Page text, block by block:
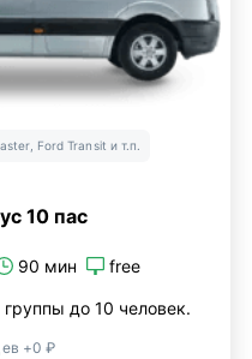
Ford Transit и т.п.
10 пас
90 мин free
до 10 человек.
+0 ₽